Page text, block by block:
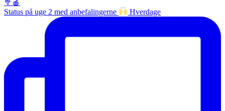
Status på uge 2 med anbefalingerne Hverdage